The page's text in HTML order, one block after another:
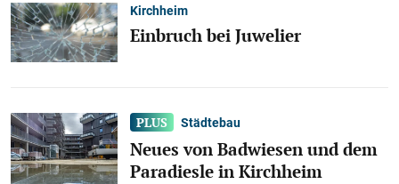
Kirchheim
Einbruch bei Juwelier
Städtebau
Neues von Badwiesen und dem
Paradiesle in Kirchheim